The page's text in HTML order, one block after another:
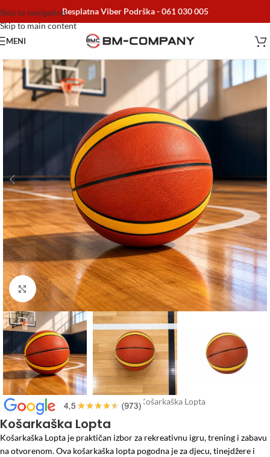
Skip to navigation
Skip to main content
Besplatna Viber Podrška -061 030 005
MENI
Click to enlarge
Početna/Oprema i igračke za djecu/Košarkaška Lopta
Košarkaška Lopta
Košarkaška Lopta je praktičan izbor za rekreativnu igru, trening i zabavu
na otvorenom. Ova košarkaška lopta pogodna je za djecu, tinejdžere i